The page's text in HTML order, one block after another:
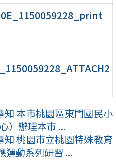
知 本市桃園區東門國民小
）辦理本市 ...
知 桃園市立桃園特殊教育
運動系列研習 ...